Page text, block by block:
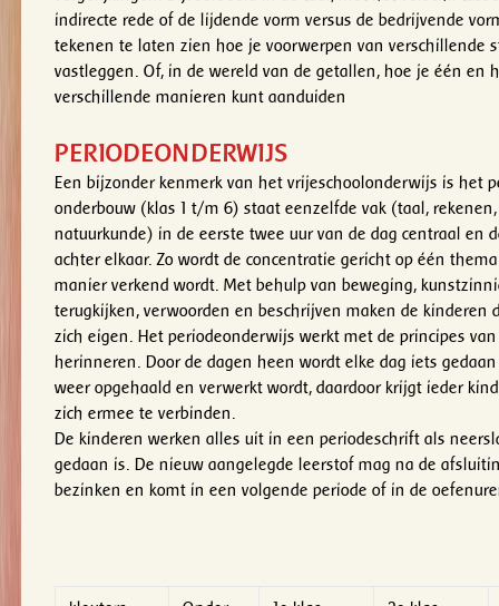
indirecte rede of de lijdende vorm versus de bedrijvende
tekenen te laten zien hoe je voorwerpen van verschillende
vastleggen. Of, in de wereld van de getallen, hoe je één en
verschillende manieren kunt aanduiden
PERIODEONDERWIJS
Een bijzonder kenmerk van het vrijeschoolonderwijs is het
onderbouw (klas 1 t/m 6) staat eenzelfde vak (taal,
natuurkunde) in de eerste twee uur van de dag centraal en
achter elkaar. Zo wordt de concentratie gericht op één
manier verkend wordt. Met behulp van beweging,
terugkijken, verwoorden en beschrijven maken de kinderen
zich eigen. Het periodeonderwijs werkt met de principes
herinneren. Door de dagen heen wordt elke dag iets
weer opgehaald en verwerkt wordt, daardoor krijgt ieder
zich ermee te verbinden.
De kinderen werken alles uit in een periodeschrift als
gedaan is. De nieuw aangelegde leerstof mag na de
bezinken en komt in een volgende periode of in de